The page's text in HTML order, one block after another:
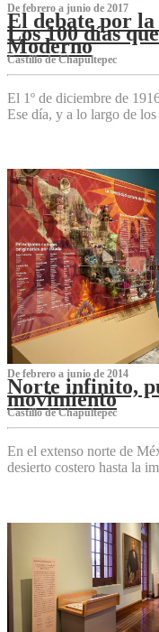
De febrero a junio de 2017
El debate por la
Los 100 días
Moderno
Castillo de Chapultepec
El 1º de diciembre de
Ese día, y a lo largo de
De febrero a junio de 2014
Norte infinito,
movimiento
Castillo de Chapultepec
En el extenso norte de
desierto costero hasta la